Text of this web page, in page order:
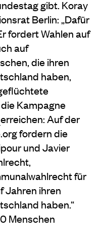
gibt. Koray
Berlin: „Dafür
fordert Wahlen auf
auf
die ihren
haben,
Kampagne
erreichen: Auf der
fordern die
und Javier
für
Jahren ihren
haben.“
Menschen